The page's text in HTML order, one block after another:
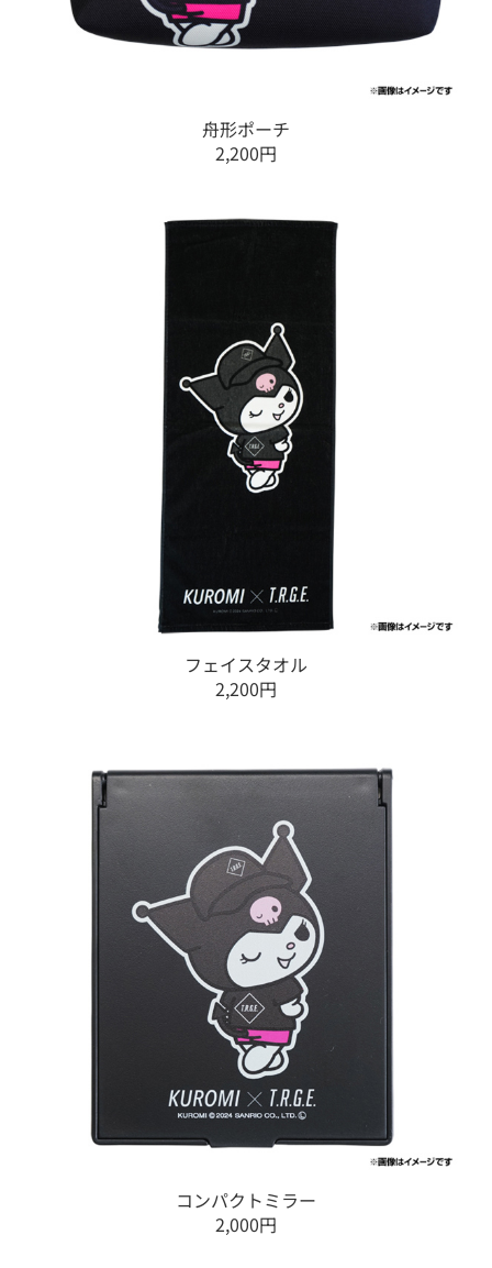
舟形ポーチ
2,200円
フェイスタオル
2,200円
コンパクトミラー
2,000円